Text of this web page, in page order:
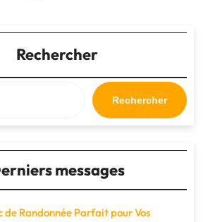
homme
en
Rechercher
Rechercher
messages
de Randonnée Parfait pour Vos